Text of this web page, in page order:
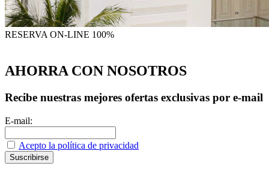
RESERVA ON-LINE 100%
AHORRA CON NOSOTROS
Recibe nuestras mejores ofertas exclusivas por e-mail
E-mail:
Acepto la política de privacidad